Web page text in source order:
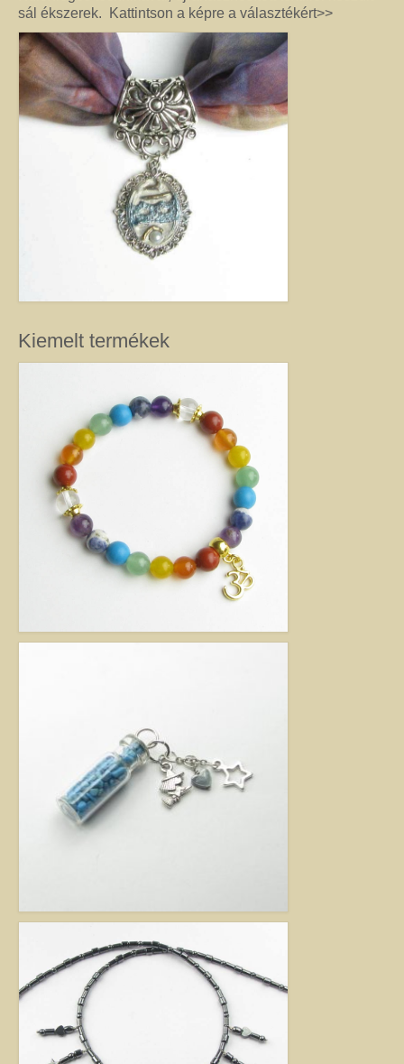
formája egyedi, hanem a mód, ahogy az adott követ befoglalom. (Mindig
alkotás közben derül ki, hogy mit kíván a kő, és hogyan lehet biztossá tenni
a foglalatot.) Még akkor sem tudom garantálni, hogy az adott modellből
készült darabok egyformák lesznek, ha a kövek ugyanolyan formára
csiszoltak. A drót sosem hajlik egyformán. (Többek között ettől és az alkotói
fantáziától egyedi a kézműves Harmónia Ékszer.) A kőbefoglalásos
ékszereket gondosan válogatott valódi ásvány, féldrágakő, kristály
felhasználásával készítem, így a gyógyító kövek minden vélt vagy tapasztalt
pozitív hatásával rendelkeznek. (Néha gyöngy, strassz vagy fém díszítést is
alkalmazok, hogy a végeredmény még egyedibb legyen. Sőt, ásvány nélkül,
csak drót felhasználásával is tudok szépséget alkotni. Ezt később mutatom
meg Önnek.) Ha szeretne valóban egyedi ékszert magának, akkor ebben a
kategóriában megtalálja azt, amely kiemeli egyénisége szépségét. Ha
ajándék ötletek miatt kereste fel ezt az oldalt, akkor jó helyen jár. Az egyedi,
kézimunkával készült alkotás mindig értéket képvisel. Remek ajándék
részben én készítettem. Úgy vélem, helyük van a Harmónia Ékszerek
világában, mivel ezek is az egyéniség szépségét emelik ki. Nagy gonddal
minőségi és esztétikai követelménynek. Ezeket az ékszereket azoknak
ajánlom, akik nem ragaszkodnak az ásványokhoz, féldrágakövekhez, illetve
kristályokhoz, de rajonganak az egyéni ötletekért, és valami különlegesre
vágynak. Kiváló ajándék lehet belőlük születésnapra, névnapra, karácsonyra.
Garantáltan örömöt szerezhet velük szeretteinek.
Egyedi ékszer
Igény szerinti átalakítás – INGYENES
Rendelésre készült egyedi ékszer
A szobai növények, kaktuszok a lakás díszei, de sajnos nem vagy csak ritkán
virágoznak.Biztosan Ön is szép kaspóba vagy díszes tartóba teszi őket, de
ennél többet is tehet értük. A kézműves Virág ékszerekkel színesebbé és
egyedibbé varázsolhatja virágait. Ezeket a díszeket ásvány, féldrágakő,
kristály felhasználásával, dróthajlításos technikával készítettem, és
sál ékszerek. Kattintson a képre a választékért>>
Kiemelt termékek